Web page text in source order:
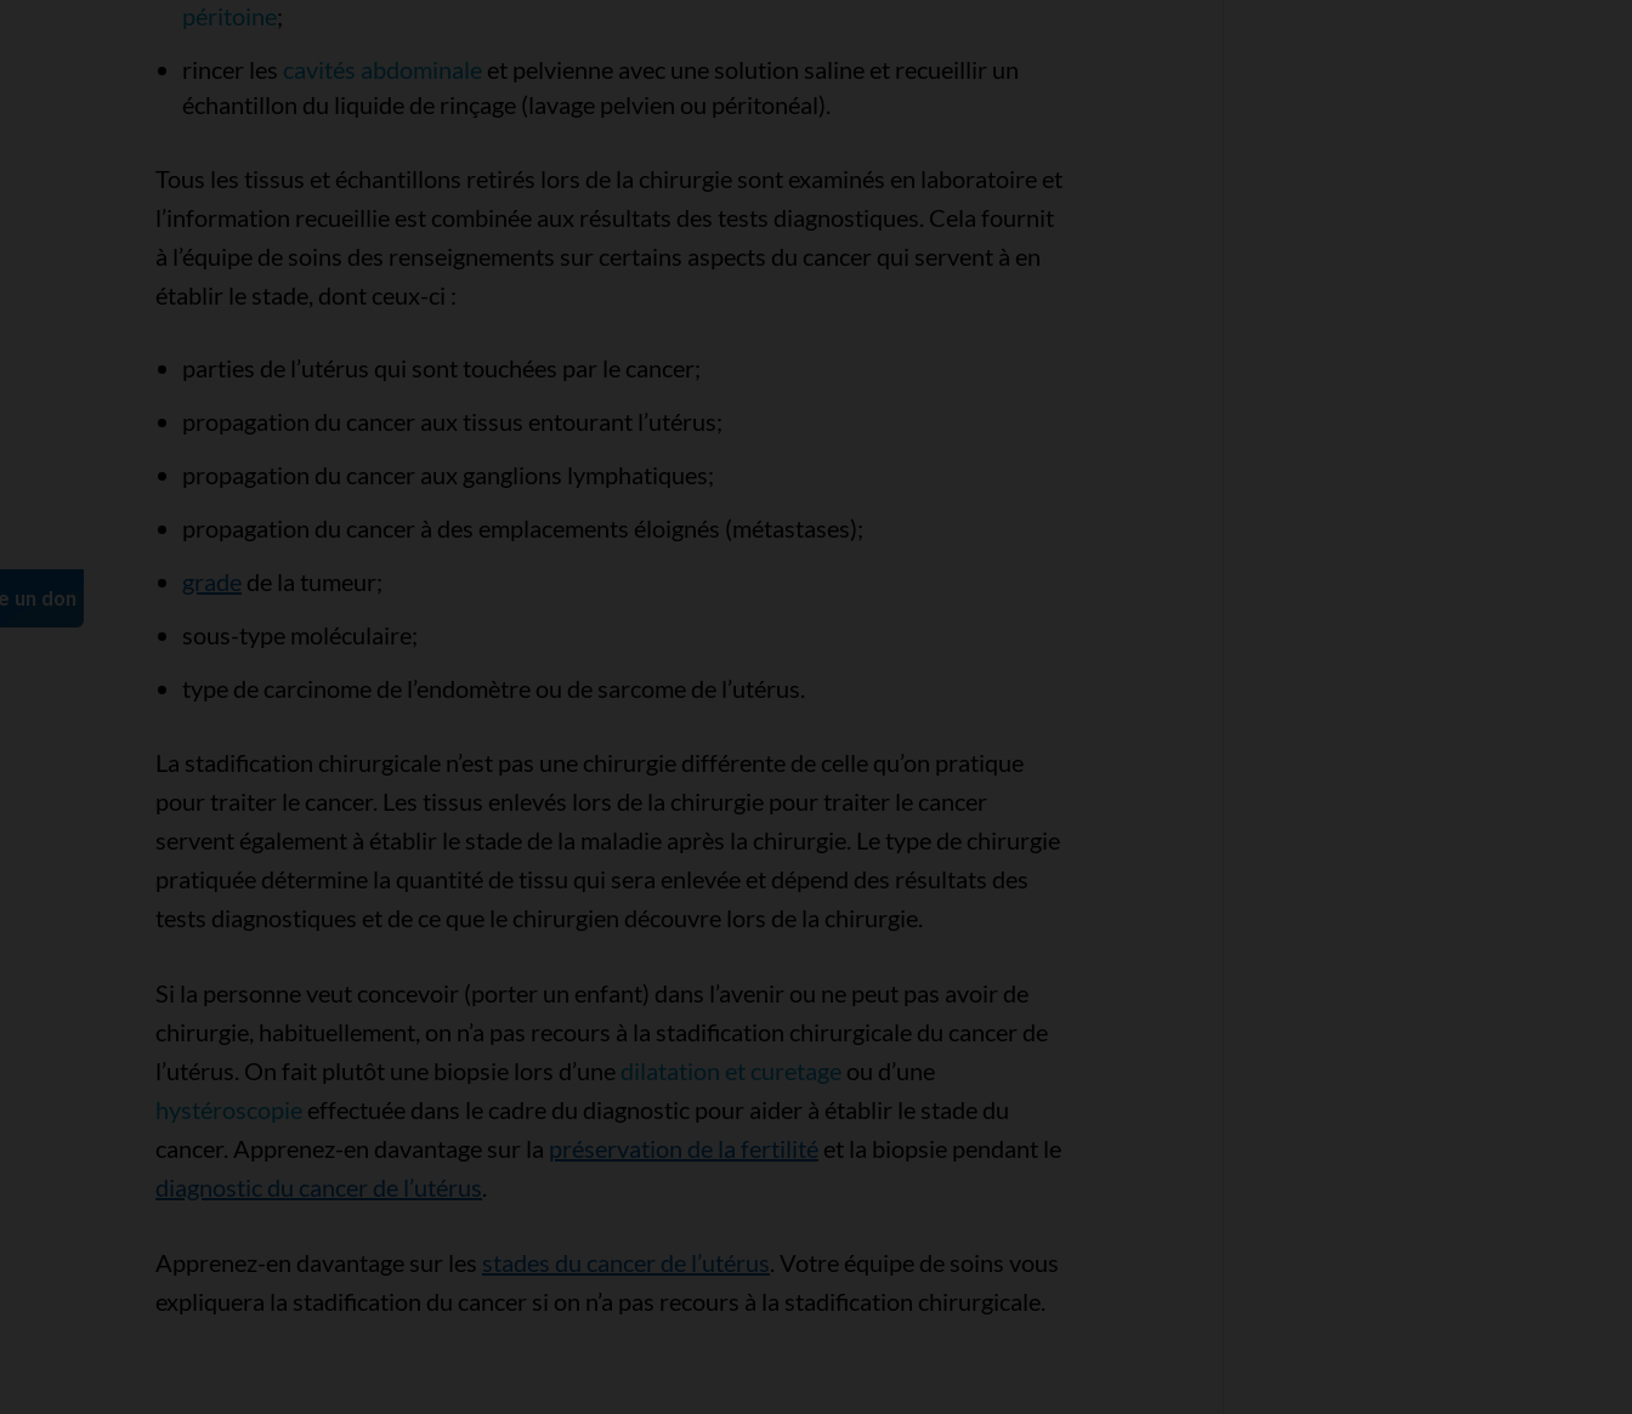
péritoine;
rincer les cavités abdominaleet pelvienne avec une solution saline et recueillir un
échantillon du liquide de rinçage (lavage pelvien ou péritonéal).
Tous les tissus et échantillons retirés lors de la chirurgie sont examinés en laboratoire et
l’information recueillie est combinée aux résultats des tests diagnostiques. Cela fournit
à l’équipe de soins des renseignements sur certains aspects du cancer qui servent à en
établir le stade, dont ceux-ci :
parties de l’utérus qui sont touchées par le cancer;
propagation du cancer aux tissus entourant l’utérus;
propagation du cancer aux ganglions lymphatiques;
propagation du cancer à des emplacements éloignés (métastases);
gradede la tumeur;
sous-type moléculaire;
type de carcinome de l’endomètre ou de sarcome de l’utérus.
La stadification chirurgicale n’est pas une chirurgie différente de celle qu’on pratique
pour traiter le cancer. Les tissus enlevés lors de la chirurgie pour traiter le cancer
servent également à établir le stade de la maladie après la chirurgie. Le type de chirurgie
pratiquée détermine la quantité de tissu qui sera enlevée et dépend des résultats des
tests diagnostiques et de ce que le chirurgien découvre lors de la chirurgie.
Si la personne veut concevoir (porter un enfant) dans l’avenir ou ne peut pas avoir de
chirurgie, habituellement, on n’a pas recours à la stadification chirurgicale du cancer de
l’utérus. On fait plutôt une biopsie lors d’une dilatation et curetageou d’une
hystéroscopieeffectuée dans le cadre du diagnostic pour aider à établir le stade du
cancer. Apprenez-en davantage sur la préservation de la fertilitéet la biopsie pendant le
diagnostic du cancer de l’utérus.
Apprenez-en davantage sur les stades du cancer de l’utérus. Votre équipe de soins vous
expliquera la stadification du cancer si on n’a pas recours à la stadification chirurgicale.